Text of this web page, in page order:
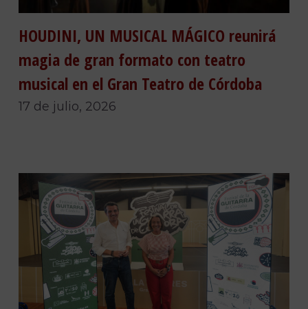
HOUDINI, UN MUSICAL MÁGICO reunirá
magia de gran formato con teatro
musical en el Gran Teatro de Córdoba
17 de julio, 2026